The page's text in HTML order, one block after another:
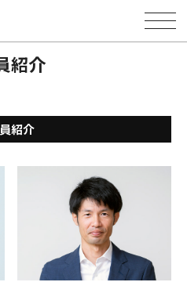
教員紹介
科学科
紹介
紹介